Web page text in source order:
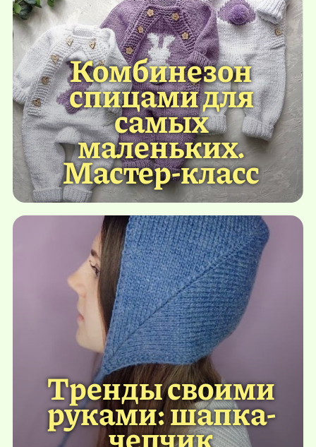
Комбинезон
спицами для
самых
маленьких.
Мастер-класс
Тренды своими
руками: шапка-
чепчик